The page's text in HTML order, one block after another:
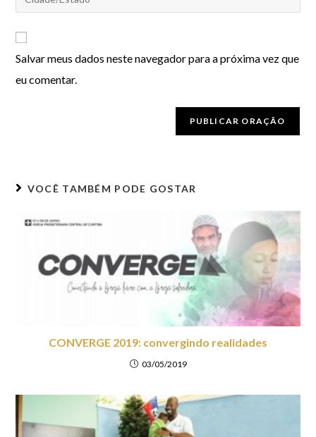
Salvar meus dados neste navegador para a próxima vez que
eu comentar.
VOCÊ TAMBÉM PODE GOSTAR
CONVERGE 2019: convergindo realidades
03/05/2019